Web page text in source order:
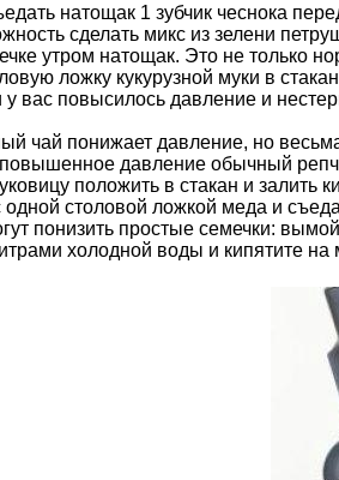
натощак 1 зубчик чеснока
сделать микс из зелени
утром натощак. Это не только
ложку кукурузной муки в
у вас повысилось давление и
чай понижает давление, но
давление обычный
положить в стакан и залить
одной столовой ложкой меда и
понизить простые семечки:
холодной воды и кипятите на